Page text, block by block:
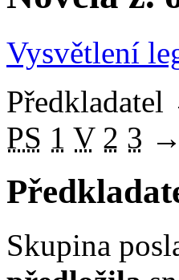
Vysvětlení
Předkladatel
PS 1 V 2 3 →
Skupina